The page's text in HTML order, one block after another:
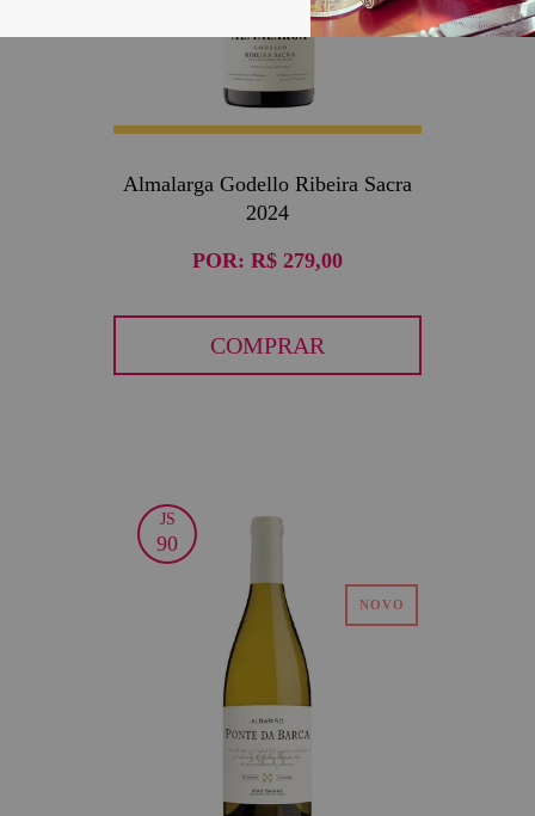
Almalarga Godello Ribeira Sacra
2024
POR: R$ 279,00
COMPRAR
JS
90